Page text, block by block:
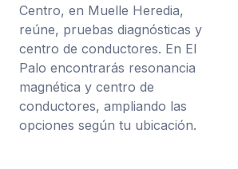
Centro, en Muelle Heredia,
reúne, pruebas diagnósticas y
centro de conductores. En El
Palo encontrarás resonancia
magnética y centro de
conductores, ampliando las
opciones según tu ubicación.